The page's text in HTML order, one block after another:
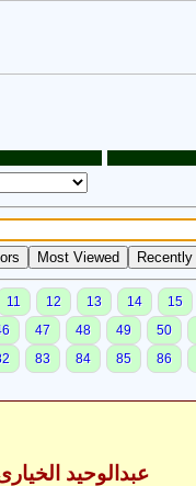
11 12 13 14 15
47 48 49 50
83 84 85 86
- عبدالوحید